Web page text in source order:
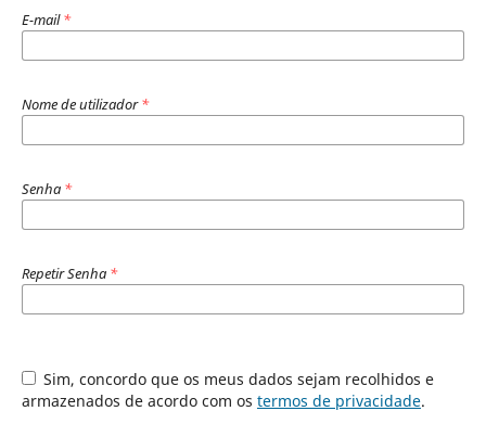
E-mail*
Nome de utilizador*
Senha *
Repetir Senha *
Sim, concordo que os meus dados sejam recolhidos e
armazenados de acordo com os termos de privacidade.